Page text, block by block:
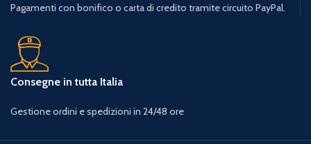
Pagamenti con bonifico o carta di credito tramite circuito PayPal.
Consegne in tutta Italia
Gestione ordini e spedizioni in 24/48 ore